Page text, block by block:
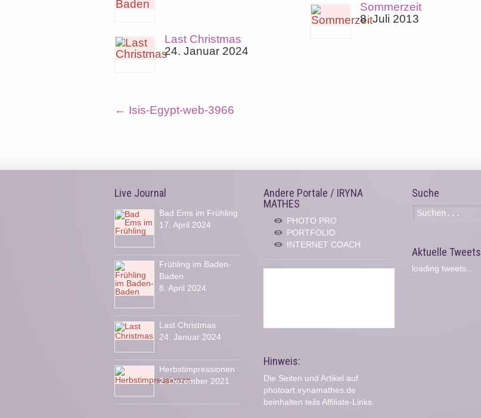
Last Christmas
24. Januar 2024
Sommerzeit
8. Juli 2013
← Isis-Egypt-web-3966
Live Journal
Bad Ems im Frühling
17. April 2024
Frühling im Baden-
Baden
8. April 2024
Last Christmas
24. Januar 2024
Herbstimpressionen
2. Dezember 2021
Andere Portale / IRYNA
MATHES
PHOTO PRO
PORTFOLIO
INTERNET COACH
Hinweis:
Die Seiten und Artikel auf
photoart.irynamathes.de
beinhalten teils Affiliate-Links.
Suche
Aktuelle Tweets
loading tweets...